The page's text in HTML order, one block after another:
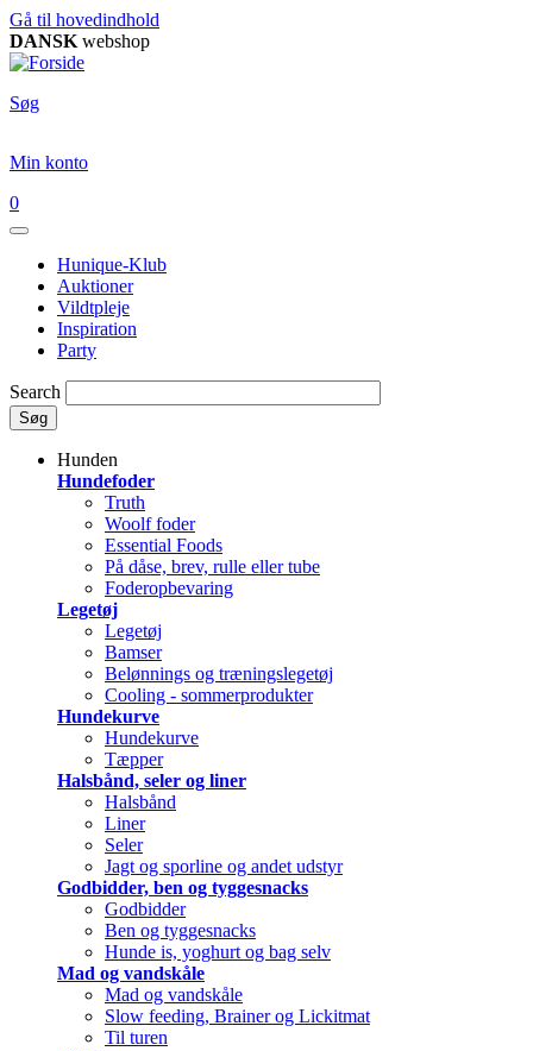
Gå til hovedindhold
DANSK webshop
Søg
Min konto
0
Hunique-Klub
Auktioner
Vildtpleje
Inspiration
Party
Search
Søg
Hunden
Hundefoder
Truth
Woolf foder
Essential Foods
På dåse, brev, rulle eller tube
Foderopbevaring
Legetøj
Legetøj
Bamser
Belønnings og træningslegetøj
Cooling - sommerprodukter
Hundekurve
Hundekurve
Tæpper
Halsbånd, seler og liner
Halsbånd
Liner
Seler
Jagt og sporline og andet udstyr
Godbidder, ben og tyggesnacks
Godbidder
Ben og tyggesnacks
Hunde is, yoghurt og bag selv
Mad og vandskåle
Mad og vandskåle
Slow feeding, Brainer og Lickitmat
Til turen